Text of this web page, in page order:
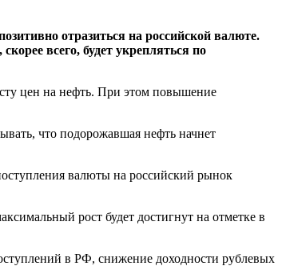
отразиться на российской валюте.
всего, будет укрепляться по
цен на нефть. При этом повышение
что подорожавшая нефть начнет
валюты на российский рынок
рост будет достигнут на отметке в
в РФ, снижение доходности рублевых